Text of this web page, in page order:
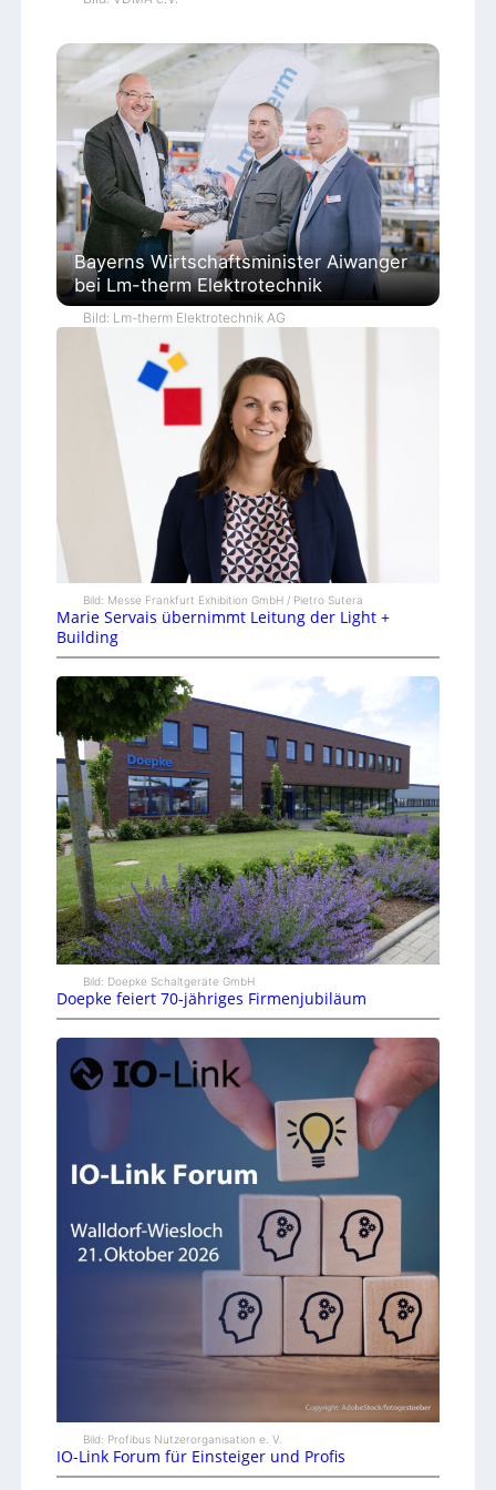
Bayerns Wirtschaftsminister Aiwanger
bei Lm-therm Elektrotechnik
Bild: Lm-therm Elektrotechnik AG
Bild: Messe Frankfurt Exhibition GmbH / Pietro Sutera
Marie Servais übernimmt Leitung der Light +
Building
Bild: Doepke Schaltgeräte GmbH
Doepke feiert 70-jähriges Firmenjubiläum
Bild: Profibus Nutzerorganisation e. V.
IO-Link Forum für Einsteiger und Profis